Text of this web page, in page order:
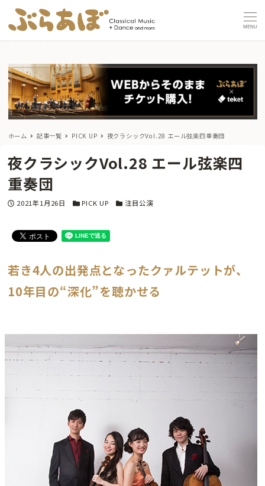
MENU
ホーム 記事一覧 PICK UP 夜クラシックVol.28 エール弦楽四重奏団
夜クラシックVol.28 エール弦楽四
重奏団
投稿日
2021年1月26日 カテゴリー
PICK UP カテゴリー
注目公演
若き4人の出発点となったクァルテットが、
10年目の“深化”を聴かせる